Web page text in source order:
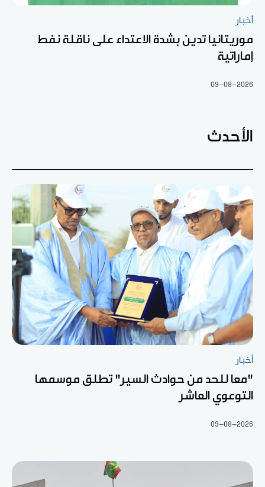
أخبار
موريتانيا تدين بشدة الاعتداء على ناقلة نفط
إماراتية
09-08-2026
الأحدث
أخبار
"معا للحد من حوادث السير" تطلق موسمها
التوعوي العاشر
09-08-2026